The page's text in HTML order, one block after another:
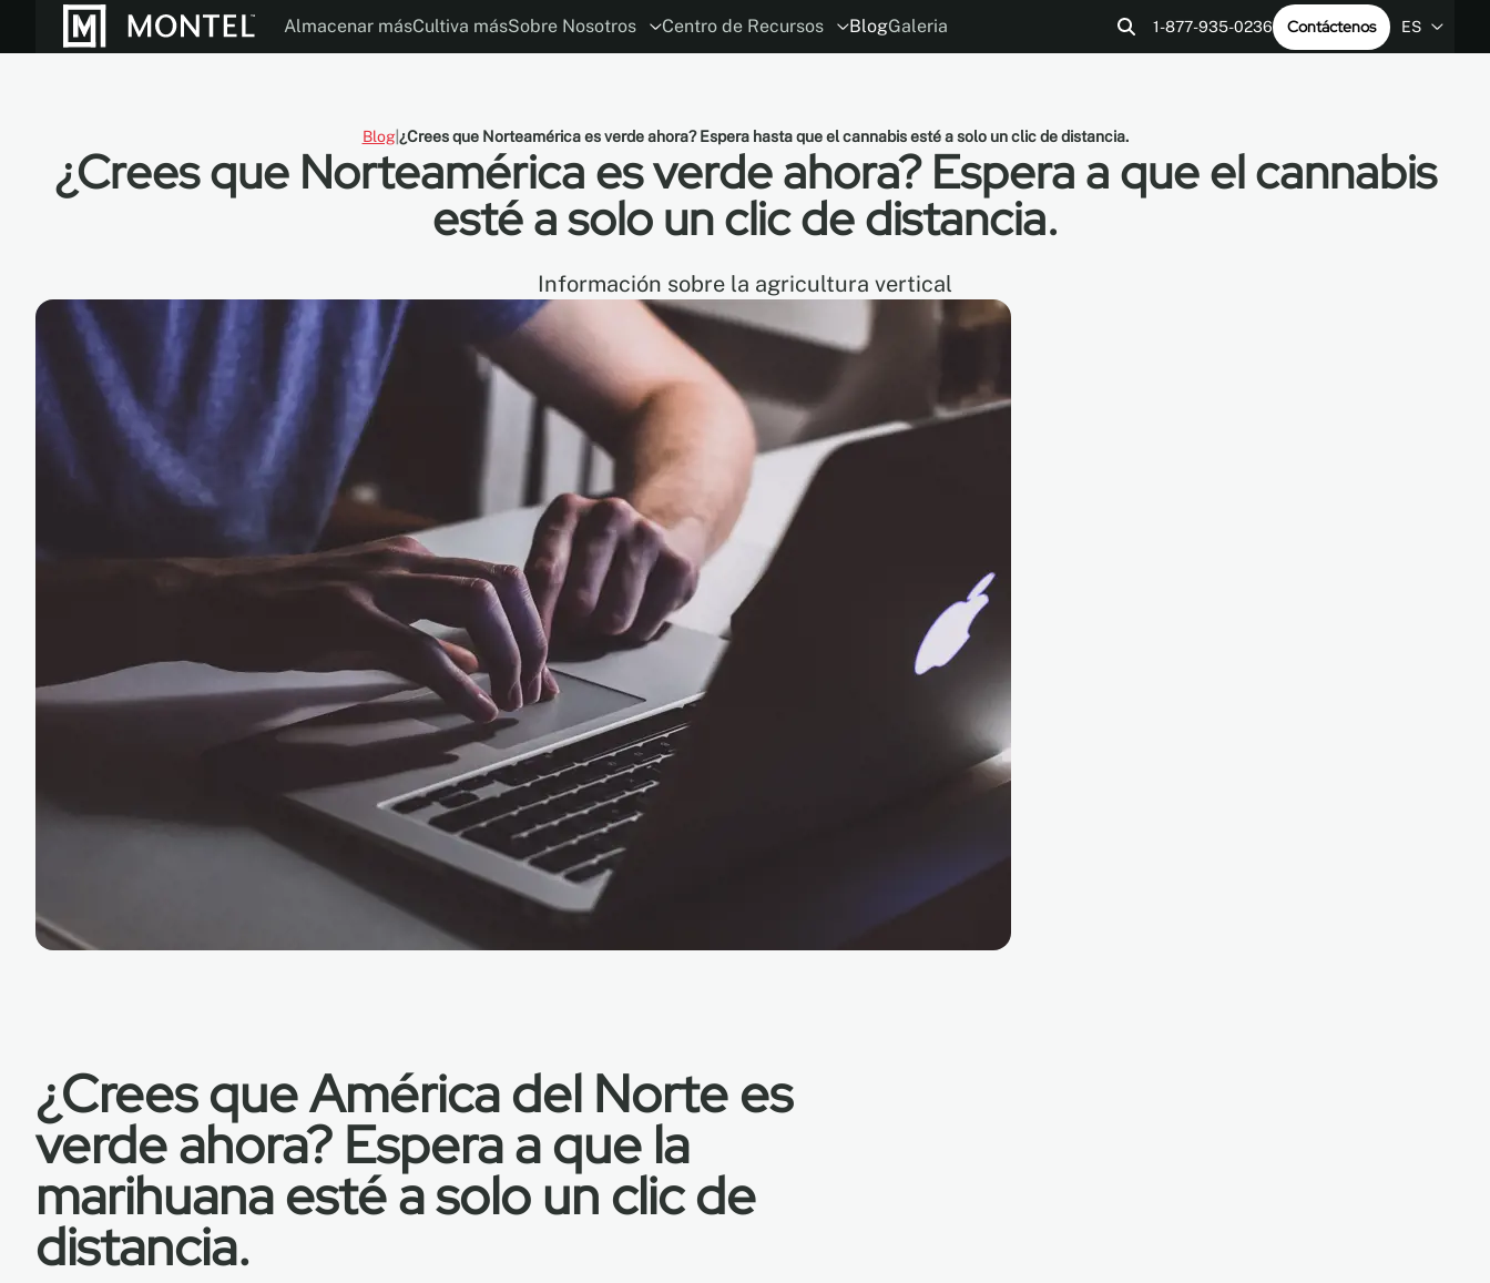
Almacenar másCultiva másSobre Nosotros Centro de Recursos BlogGaleria 1-877-935-0236 Contáctenos ES
Blog ¿Crees que Norteamérica es verde ahora? Espera hasta que el cannabis esté a solo un clic de distancia.
¿Crees que Norteamérica es verde ahora? Espera a que el cannabis
esté a solo un clic de distancia.
Información sobre la agricultura vertical
¿Crees que América del Norte es
verde ahora? Espera a que la
marihuana esté a solo un clic de
distancia.